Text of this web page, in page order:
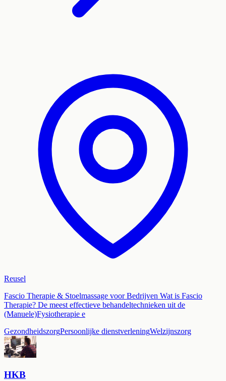
Reusel
Fascio Therapie & Stoelmassage voor Bedrijven Wat is Fascio
Therapie? De meest effectieve behandeltechnieken uit de
(Manuele)Fysiotherapie e
GezondheidszorgPersoonlijke dienstverleningWelzijnszorg
HKB